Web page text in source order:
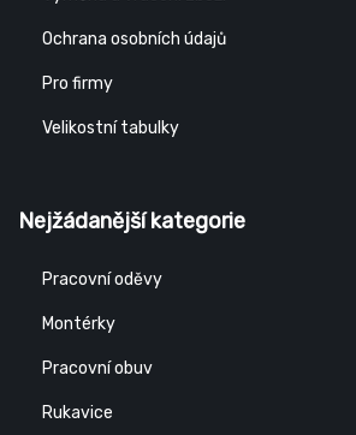
Ochrana osobních údajů
Pro firmy
Velikostní tabulky
Nejžádanější kategorie
Pracovní oděvy
Montérky
Pracovní obuv
Rukavice